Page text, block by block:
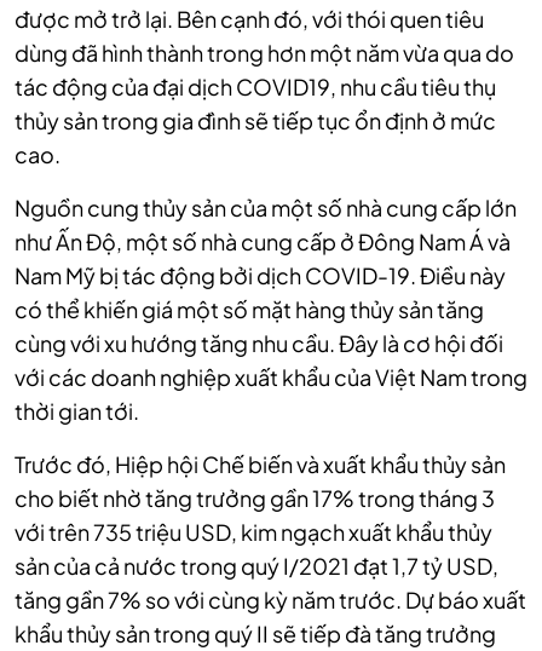
được mở trở lại. Bên cạnh đó, với thói quen tiêu
dùng đã hình thành trong hơn một năm vừa qua do
tác động của đại dịch COVID19, nhu cầu tiêu thụ
thủy sản trong gia đình sẽ tiếp tục ổn định ở mức
cao.
Nguồn cung thủy sản của một số nhà cung cấp lớn
như Ấn Độ, một số nhà cung cấp ở Đông Nam Á và
Nam Mỹ bị tác động bởi dịch COVID-19. Điều này
có thể khiến giá một số mặt hàng thủy sản tăng
cùng với xu hướng tăng nhu cầu. Đây là cơ hội đối
với các doanh nghiệp xuất khẩu của Việt Nam trong
thời gian tới.
Trước đó, Hiệp hội Chế biến và xuất khẩu thủy sản
cho biết nhờ tăng trưởng gần 17% trong tháng 3
với trên 735 triệu USD, kim ngạch xuất khẩu thủy
sản của cả nước trong quý I/2021 đạt 1,7 tỷ USD,
tăng gần 7% so với cùng kỳ năm trước. Dự báo xuất
khẩu thủy sản trong quý II sẽ tiếp đà tăng trưởng